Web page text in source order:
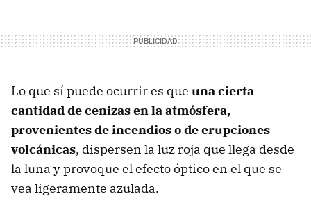
Lo que sí puede ocurrir es que una cierta
cantidad de cenizas en la atmósfera,
provenientes de incendios o de erupciones
volcánicas, dispersen la luz roja que llega desde
la luna y provoque el efecto óptico en el que se
vea ligeramente azulada.